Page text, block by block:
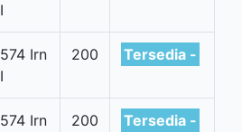
I
574 Irn
I
200 Tersedia -
574 Irn
200 Tersedia -